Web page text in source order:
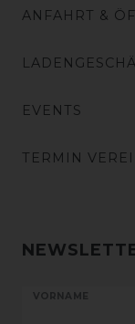
ANFAHRT &
EVENTS
TERMIN
VORNAME